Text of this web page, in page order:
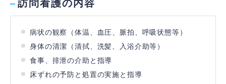
訪問看護の内容
病状の観察（体温、血圧、脈拍、呼吸状態等）
身体の清潔（清拭、洗髪、入浴介助等）
食事、排泄の介助と指導
床ずれの予防と処置の実施と指導